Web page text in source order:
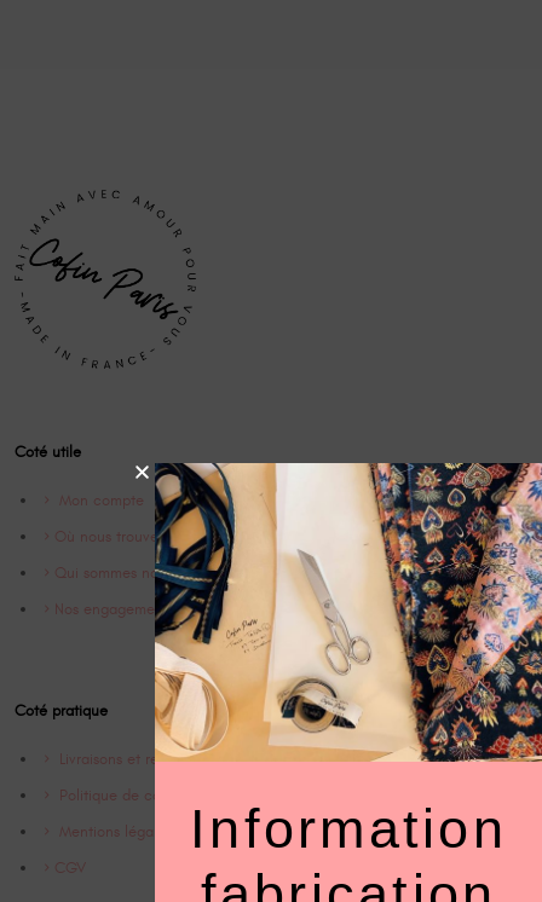
Coté utile
Mon compte
Où nous trouver
Qui sommes nous ?
Nos engagements
Coté pratique
Livraisons et retrours
Politique de confidentialité
Mentions légales
CGV
Information